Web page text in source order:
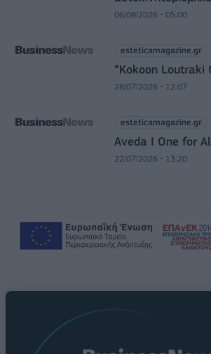
06/08/2026 - 05:00
esteticamagazine.gr
“Kokoon Loutraki
28/07/2026 - 12:07
esteticamagazine.gr
Aveda I One for
22/07/2026 - 13:20